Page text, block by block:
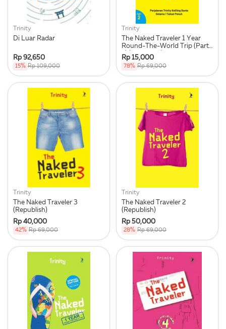
Trinity
Di Luar Radar
Rp 92,650
15% Rp 109,000
Trinity
The Naked Traveler 1 Year
Round-The-World Trip (Part
2) (Republish)
Rp 15,000
78% Rp 69,000
Trinity
The Naked Traveler 3
(Republish)
Rp 40,000
42% Rp 69,000
Trinity
The Naked Traveler 2
(Republish)
Rp 50,000
28% Rp 69,000